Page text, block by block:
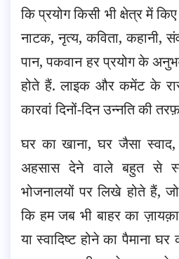
कि प्रयोग किसी भी क्षेत्र में
नाटक, नृत्य, कविता, कहानी,
पान, पकवान हर प्रयोग के
होते हैं. लाइक और कमेंट के
कारवां दिनों-दिन उन्नति की
घर का खाना, घर जैसा
अहसास देने वाले बहुत से
भोजनालयों पर लिखे होते हैं, जो
कि हम जब भी बाहर का
या स्वादिष्ट होने का पैमाना